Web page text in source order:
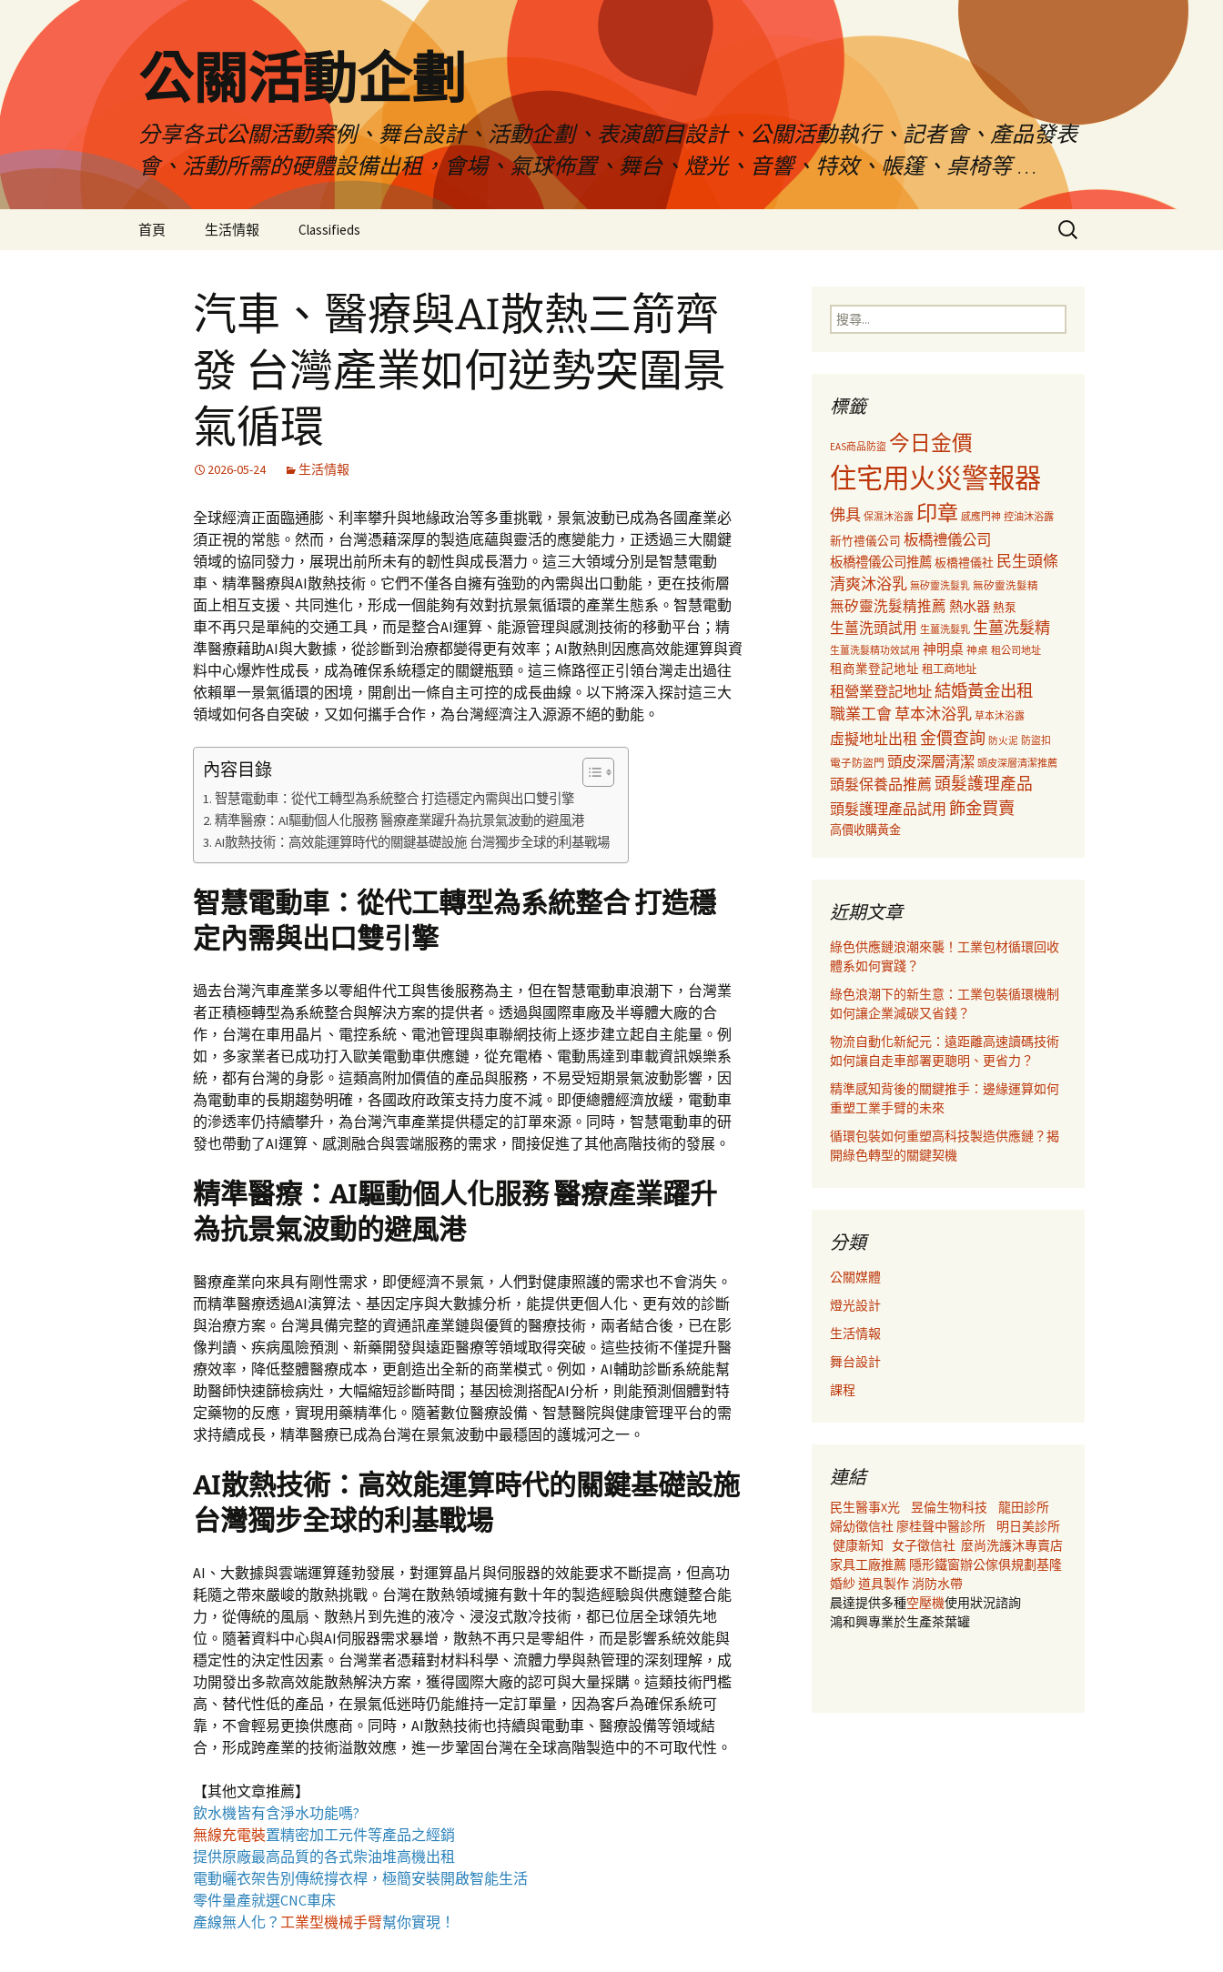
公關活動企劃
分享各式公關活動案例、舞台設計、活動企劃、表演節目設計、公關活動執行、記者會、產品發表
會、活動所需的硬體設備出租，會場、氣球佈置、舞台、燈光、音響、特效、帳篷、桌椅等 …
首頁 生活情報 Classifieds
搜
尋
字:
汽車、醫療與AI散熱三箭齊
發 台灣產業如何逆勢突圍景
氣循環
2026-05-24 生活情報
全球經濟正面臨通膨、利率攀升與地緣政治等多重挑戰，景氣波動已成為各國產業必
須正視的常態。然而，台灣憑藉深厚的製造底蘊與靈活的應變能力，正透過三大關鍵
領域的協同發力，展現出前所未有的韌性與成長潛力。這三大領域分別是智慧電動
車、精準醫療與AI散熱技術。它們不僅各自擁有強勁的內需與出口動能，更在技術層
面上相互支援、共同進化，形成一個能夠有效對抗景氣循環的產業生態系。智慧電動
車不再只是單純的交通工具，而是整合AI運算、能源管理與感測技術的移動平台；精
準醫療藉助AI與大數據，從診斷到治療都變得更有效率；AI散熱則因應高效能運算與資
料中心爆炸性成長，成為確保系統穩定的關鍵瓶頸。這三條路徑正引領台灣走出過往
依賴單一景氣循環的困境，開創出一條自主可控的成長曲線。以下將深入探討這三大
領域如何各自突破，又如何攜手合作，為台灣經濟注入源源不絕的動能。
內容目錄
智慧電動車：從代工轉型為系統整合 打造穩定內需與出口雙引擎
精準醫療：AI驅動個人化服務 醫療產業躍升為抗景氣波動的避風港
AI散熱技術：高效能運算時代的關鍵基礎設施 台灣獨步全球的利基戰場
智慧電動車：從代工轉型為系統整合 打造穩
定內需與出口雙引擎
過去台灣汽車產業多以零組件代工與售後服務為主，但在智慧電動車浪潮下，台灣業
者正積極轉型為系統整合與解決方案的提供者。透過與國際車廠及半導體大廠的合
作，台灣在車用晶片、電控系統、電池管理與車聯網技術上逐步建立起自主能量。例
如，多家業者已成功打入歐美電動車供應鏈，從充電樁、電動馬達到車載資訊娛樂系
統，都有台灣的身影。這類高附加價值的產品與服務，不易受短期景氣波動影響，因
為電動車的長期趨勢明確，各國政府政策支持力度不減。即便總體經濟放緩，電動車
的滲透率仍持續攀升，為台灣汽車產業提供穩定的訂單來源。同時，智慧電動車的研
發也帶動了AI運算、感測融合與雲端服務的需求，間接促進了其他高階技術的發展。
精準醫療：AI驅動個人化服務 醫療產業躍升
為抗景氣波動的避風港
醫療產業向來具有剛性需求，即便經濟不景氣，人們對健康照護的需求也不會消失。
而精準醫療透過AI演算法、基因定序與大數據分析，能提供更個人化、更有效的診斷
與治療方案。台灣具備完整的資通訊產業鏈與優質的醫療技術，兩者結合後，已在影
像判讀、疾病風險預測、新藥開發與遠距醫療等領域取得突破。這些技術不僅提升醫
療效率，降低整體醫療成本，更創造出全新的商業模式。例如，AI輔助診斷系統能幫
助醫師快速篩檢病灶，大幅縮短診斷時間；基因檢測搭配AI分析，則能預測個體對特
定藥物的反應，實現用藥精準化。隨著數位醫療設備、智慧醫院與健康管理平台的需
求持續成長，精準醫療已成為台灣在景氣波動中最穩固的護城河之一。
AI散熱技術：高效能運算時代的關鍵基礎設施
台灣獨步全球的利基戰場
AI、大數據與雲端運算蓬勃發展，對運算晶片與伺服器的效能要求不斷提高，但高功
耗隨之帶來嚴峻的散熱挑戰。台灣在散熱領域擁有數十年的製造經驗與供應鏈整合能
力，從傳統的風扇、散熱片到先進的液冷、浸沒式散冷技術，都已位居全球領先地
位。隨著資料中心與AI伺服器需求暴增，散熱不再只是零組件，而是影響系統效能與
穩定性的決定性因素。台灣業者憑藉對材料科學、流體力學與熱管理的深刻理解，成
功開發出多款高效能散熱解決方案，獲得國際大廠的認可與大量採購。這類技術門檻
高、替代性低的產品，在景氣低迷時仍能維持一定訂單量，因為客戶為確保系統可
靠，不會輕易更換供應商。同時，AI散熱技術也持續與電動車、醫療設備等領域結
合，形成跨產業的技術溢散效應，進一步鞏固台灣在全球高階製造中的不可取代性。
【其他文章推薦】
飲水機皆有含淨水功能嗎?
無線充電裝置精密加工元件等產品之經銷
提供原廠最高品質的各式柴油堆高機出租
電動曬衣架告別傳統撐衣桿，極簡安裝開啟智能生活
零件量產就選CNC車床
產線無人化？ 工業型機械手臂幫你實現！
搜
尋
標籤
EAS商品防盜 今日金價
住宅用火災警報器
佛具 保濕沐浴露 印章 感應門神 控油沐浴露
新竹禮儀公司 板橋禮儀公司
板橋禮儀公司推薦板橋禮儀社 民生頭條
清爽沐浴乳 無矽靈洗髮乳 無矽靈洗髮精
無矽靈洗髮精推薦 熱水器 熱泵
生薑洗頭試用 生薑洗髮乳 生薑洗髮精
生薑洗髮精功效試用 神明桌 神桌 租公司地址
租商業登記地址 租工商地址
租營業登記地址結婚黃金出租
職業工會草本沐浴乳 草本沐浴露
虛擬地址出租 金價查詢 防火泥 防盜扣
電子防盜門 頭皮深層清潔 頭皮深層清潔推薦
頭髮保養品推薦 頭髮護理產品
頭髮護理產品試用 飾金買賣
高價收購黃金
近期文章
綠色供應鏈浪潮來襲！工業包材循環回收
體系如何實踐？
綠色浪潮下的新生意：工業包裝循環機制
如何讓企業減碳又省錢？
物流自動化新紀元：遠距離高速讀碼技術
如何讓自走車部署更聰明、更省力？
精準感知背後的關鍵推手：邊緣運算如何
重塑工業手臂的未來
循環包裝如何重塑高科技製造供應鏈？揭
開綠色轉型的關鍵契機
分類
公關媒體
燈光設計
生活情報
舞台設計
課程
連結
民生醫事X光 昱倫生物科技
龍田診所
婦幼徵信社 廖桂聲中醫診所
明日美診所
健康新知 女子徵信社 麼尚洗護沐專賣店
家具工廠推薦 隱形鐵窗辦公傢俱規劃基隆
婚紗道具製作消防水帶
晨達提供多種空壓機使用狀況諮詢
鴻和興專業於生產茶葉罐